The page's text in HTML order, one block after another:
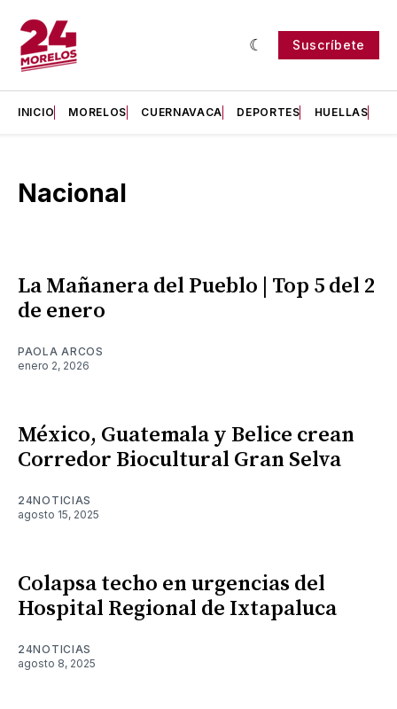
Suscríbete
INICIO MORELOS CUERNAVACA DEPORTES HUELLAS
Nacional
La Mañanera del Pueblo | Top 5 del 2
de enero
PAOLA ARCOS
enero 2, 2026
México, Guatemala y Belice crean
Corredor Biocultural Gran Selva
24NOTICIAS
agosto 15, 2025
Colapsa techo en urgencias del
Hospital Regional de Ixtapaluca
24NOTICIAS
agosto 8, 2025